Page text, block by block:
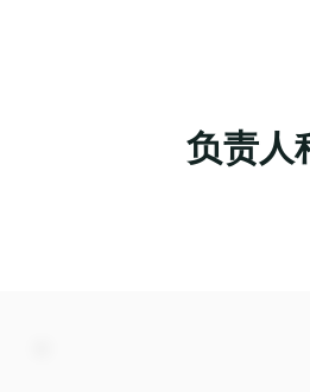
负责人